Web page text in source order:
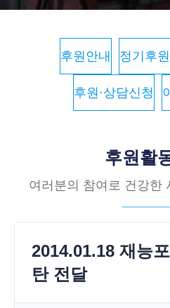
후원안내 정기후원
후원·상담신청
후원활
여러분의 참여로 건강한
2014.01.18 재능
탄 전달